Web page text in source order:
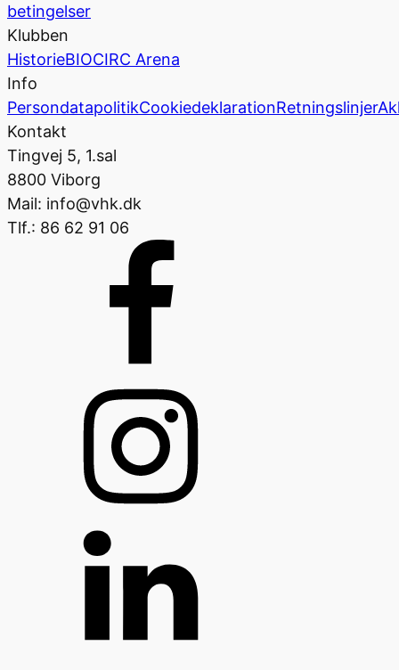
betingelser
Klubben
HistorieBIOCIRC Arena
Info
PersondatapolitikCookiedeklarationRetningslinjer
Kontakt
Tingvej 5, 1.sal
8800 Viborg
Mail: info@vhk.dk
Tlf.: 86 62 91 06